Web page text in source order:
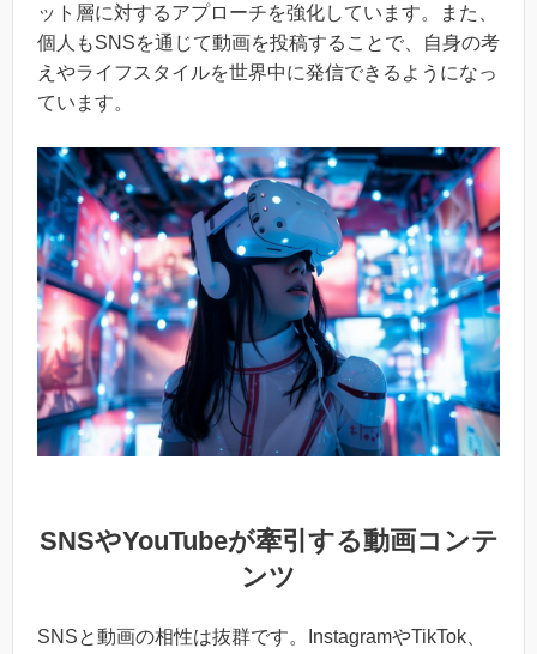
ット層に対するアプローチを強化しています。また、
個人もSNSを通じて動画を投稿することで、自身の考
えやライフスタイルを世界中に発信できるようになっ
ています。
SNSやYouTubeが牽引する動画コンテ
ンツ
SNSと動画の相性は抜群です。InstagramやTikTok、